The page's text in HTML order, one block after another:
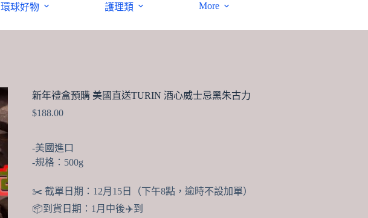
環球好物 護理類 More
新年禮盒預購 美國直送TURIN 酒心威士忌黑朱古力
$188.00
-美國進口
-規格：500g
✂️ 截單日期：12月15日（下午8點，逾時不設加單）
📦到貨日期：1月中後✈️到